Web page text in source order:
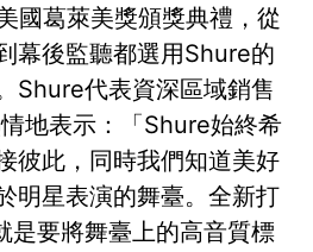
國葛萊美獎頒獎典禮，從
幕後監聽都選用Shure的
Shure代表資深區域銷售
地表示：「Shure始終希
彼此，同時我們知道美好
明星表演的舞臺。全新打
是要將舞臺上的高音質標